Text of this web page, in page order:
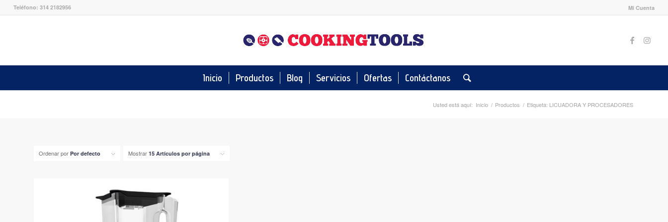
Mi Cuenta
Teléfono: 314 2182956
Inicio Productos Blog Servicios Ofertas Contáctanos
Usted está aquí: Inicio / Productos / Etiqueta: LICUADORA Y PROCESADORES
Ordenar por Por defecto Mostrar 15 Artículos por página